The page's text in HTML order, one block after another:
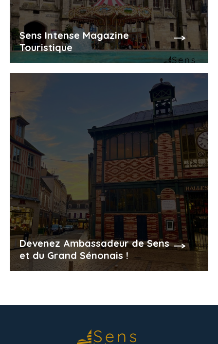
Sens Intense Magazine
Touristique
Devenez Ambassadeur de Sens
et du Grand Sénonais !